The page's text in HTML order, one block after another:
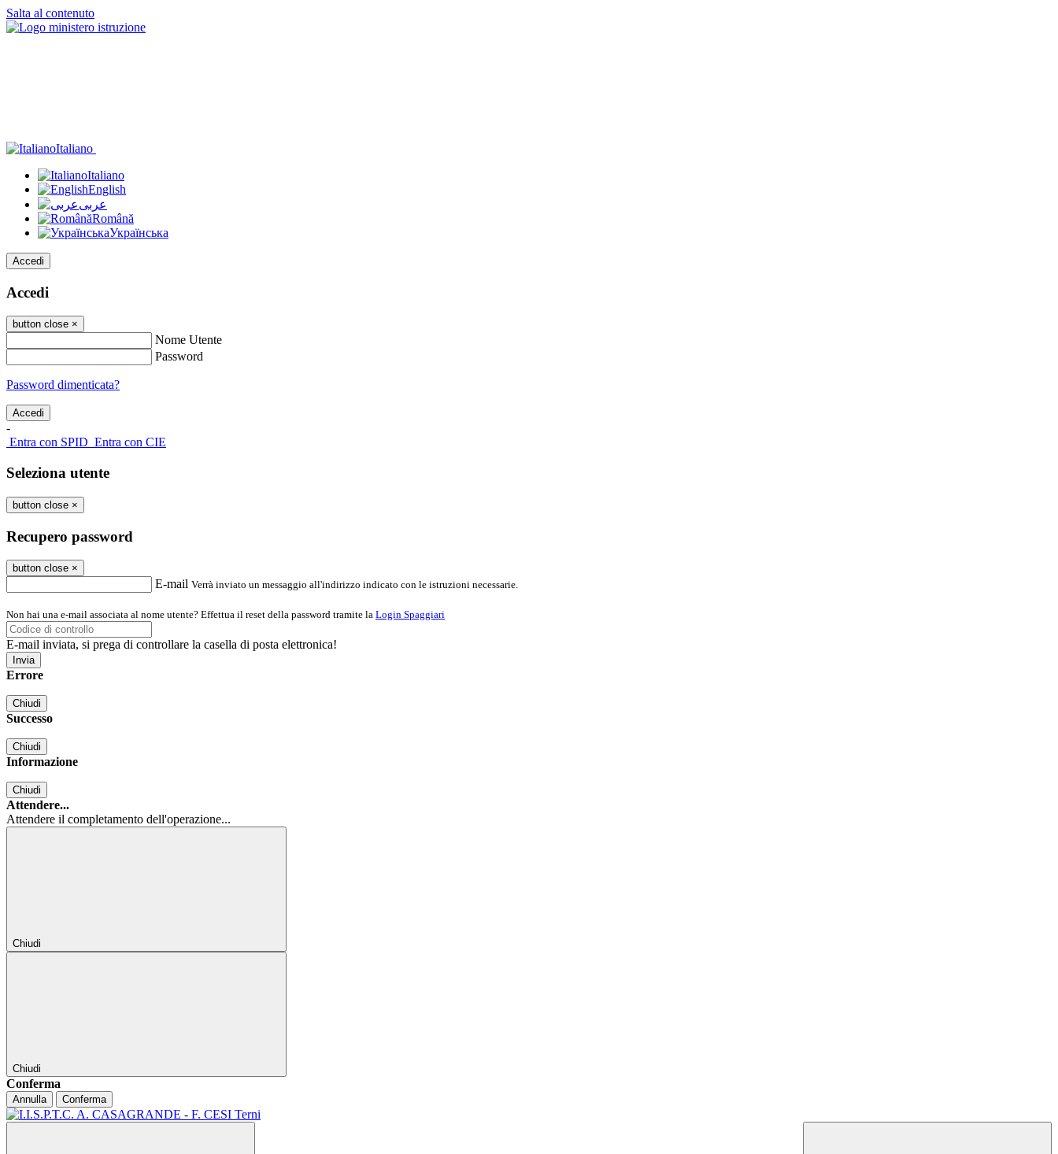
Salta al contenuto
Italiano
Italiano
English
عربى
Română
Українська
Accedi
Accedi
button close ×
Nome Utente
Password
Password dimenticata?
-
Entra con SPID Entra con CIE
Seleziona utente
button close ×
Recupero password
button close ×
E-mail Verrà inviato un messaggio all'indirizzo indicato con le istruzioni necessarie.
Non hai una e-mail associata al nome utente? Effettua il reset della password tramite la Login Spaggiari
E-mail inviata, si prega di controllare la casella di posta elettronica!
Errore
Chiudi
Successo
Chiudi
Informazione
Chiudi
Attendere...
Attendere il completamento dell'operazione...
Chiudi
Chiudi
Conferma
Annulla Conferma